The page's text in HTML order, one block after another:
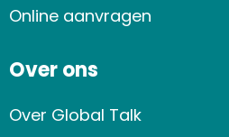
Online aanvragen
Over ons
Over Global Talk